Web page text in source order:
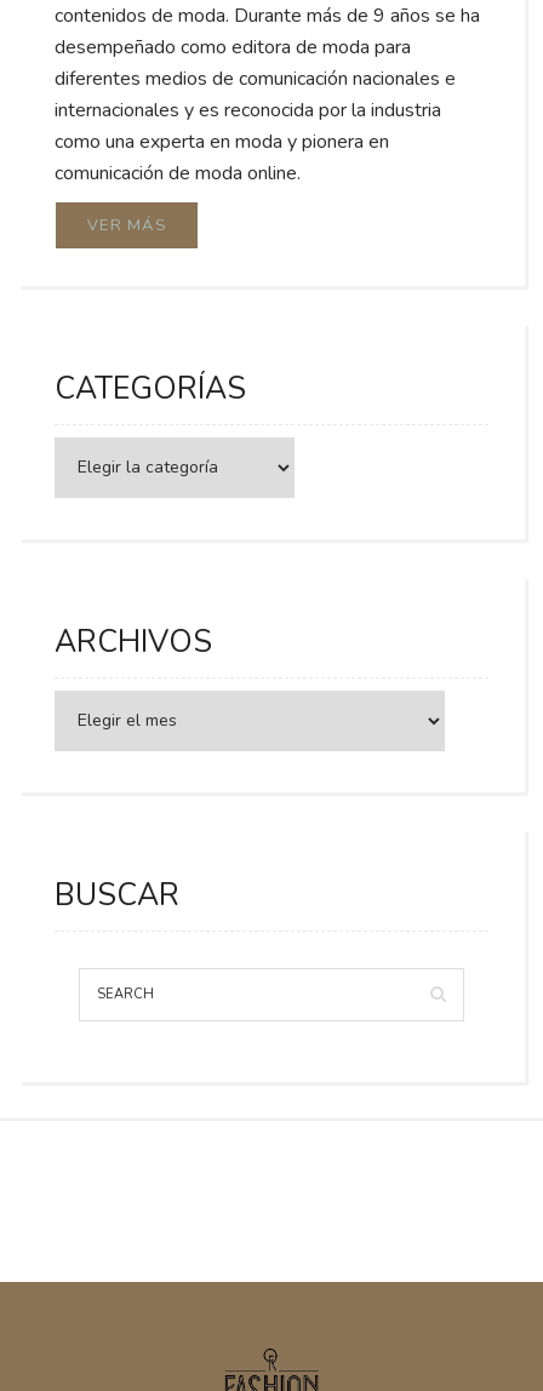
contenidos de moda. Durante más de 9 años se ha
desempeñado como editora de moda para
diferentes medios de comunicación nacionales e
internacionales y es reconocida por la industria
como una experta en moda y pionera en
comunicación de moda online.
VER MÁS
CATEGORÍAS
ARCHIVOS
BUSCAR